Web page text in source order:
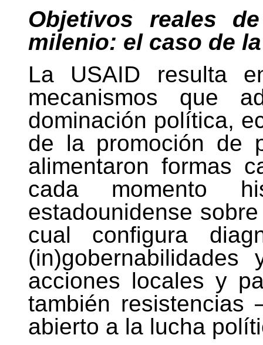
Objetivos reales
milenio: el caso de
La USAID resulta
mecanismos que
dominación política,
de la promoción de
alimentaron formas
cada momento
estadounidense
cual configura
acciones locales y
también resistencias
abierto a la lucha